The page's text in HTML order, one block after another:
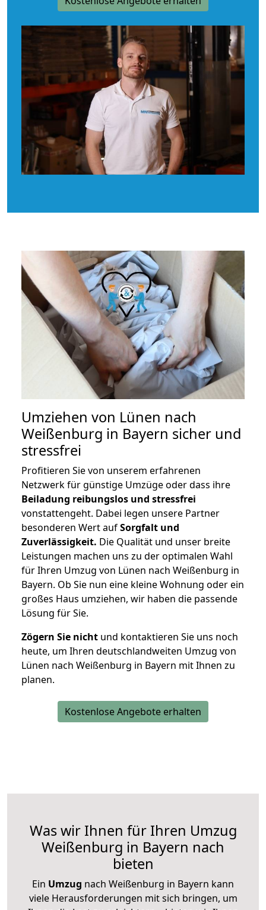
Umziehen von Lünen nach
Weißenburg in Bayern sicher und
stressfrei
Profitieren Sie von unserem erfahrenen
Netzwerk für günstige Umzüge oder dass ihre
Beiladung reibungslos und stressfrei
vonstattengeht. Dabei legen unsere Partner
besonderen Wert aufSorgfalt und
Zuverlässigkeit. Die Qualität und unser breite
Leistungen machen uns zu der optimalen Wahl
für Ihren Umzug von Lünen nach Weißenburg in
Bayern. Ob Sie nun eine kleine Wohnung oder ein
großes Haus umziehen, wir haben die passende
Lösung für Sie.
Zögern Sie nicht und kontaktieren Sie uns noch
heute, um Ihren deutschlandweiten Umzug von
Lünen nach Weißenburg in Bayern mit Ihnen zu
planen.
Kostenlose Angebote erhalten
Was wir Ihnen für Ihren Umzug
Weißenburg in Bayern nach
bieten
Ein Umzug nach Weißenburg in Bayern kann
viele Herausforderungen mit sich bringen, um